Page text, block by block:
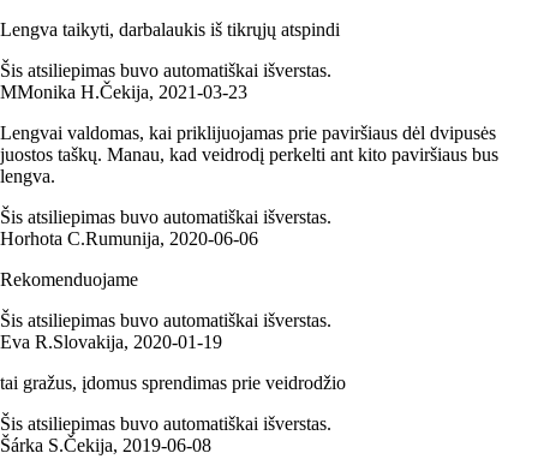
Lengva taikyti, darbalaukis iš tikrųjų atspindi
Šis atsiliepimas buvo automatiškai išverstas.
MMonika H.Čekija, 2021‑03‑23
Lengvai valdomas, kai priklijuojamas prie paviršiaus dėl dvipusės
juostos taškų. Manau, kad veidrodį perkelti ant kito paviršiaus bus
lengva.
Šis atsiliepimas buvo automatiškai išverstas.
Horhota C.Rumunija, 2020‑06‑06
Rekomenduojame
Šis atsiliepimas buvo automatiškai išverstas.
Eva R.Slovakija, 2020‑01‑19
tai gražus, įdomus sprendimas prie veidrodžio
Šis atsiliepimas buvo automatiškai išverstas.
Šárka S.Čekija, 2019‑06‑08